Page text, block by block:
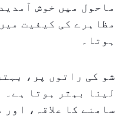
ماحول میں خوش
مظاہرے کی کیفیت
ہوتا۔
شو کی راتوں پر،
لینا بہتر ہوتا ہے۔
سامنے کا علاقہ،